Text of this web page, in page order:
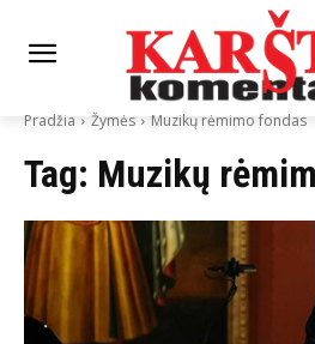
Pradžia Žymės Muzikų rėmimo fondas
Tag: Muzikų